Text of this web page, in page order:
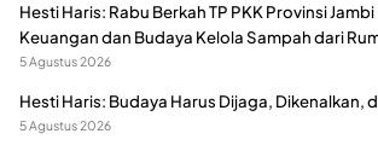
Hesti Haris: Rabu Berkah TP PKK Provinsi
Keuangan dan Budaya Kelola Sampah dari
5 Agustus 2026
Hesti Haris: Budaya Harus Dijaga, Dikenalkan,
5 Agustus 2026